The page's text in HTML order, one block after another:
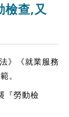
檢查,又
》《就業服務
。
『勞動檢